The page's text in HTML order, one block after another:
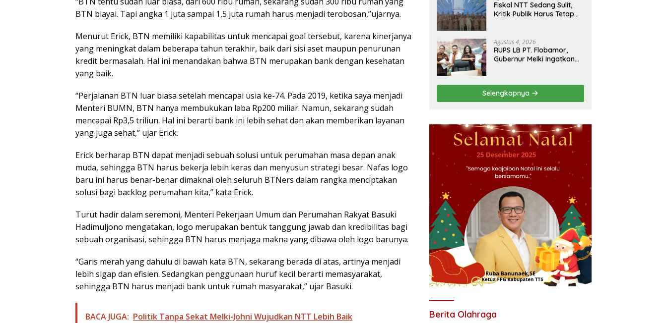
BTN biayai. Tapi angka 1 juta sampai 1,5 juta rumah harus menjadi terobosan,”ujarnya.
Menurut Erick, BTN memiliki kapabilitas untuk mencapai goal tersebut, karena kinerjanya
yang meningkat dalam beberapa tahun terakhir, baik dari sisi aset maupun penurunan
kredit bermasalah. Hal ini menandakan bahwa BTN merupakan bank dengan kesehatan
yang baik.
“Perjalanan BTN luar biasa setelah mencapai usia ke-74. Pada 2019, ketika saya menjadi
Menteri BUMN, BTN hanya membukukan laba Rp200 miliar. Namun, sekarang sudah
mencapai Rp3,5 triliun. Hal ini berarti bank ini lebih sehat dan akan memberikan layanan
yang juga sehat,” ujar Erick.
Erick berharap BTN dapat menjadi sebuah solusi untuk perumahan masa depan anak
muda, sehingga BTN harus bekerja lebih keras dan menyusun strategi besar. Nafas logo
baru ini harus benar-benar dimaknai oleh seluruh BTNers dalam rangka menciptakan
solusi bagi backlog perumahan kita,” kata Erick.
Turut hadir dalam seremoni, Menteri Pekerjaan Umum dan Perumahan Rakyat Basuki
Hadimuljono mengatakan, logo merupakan bentuk tanggung jawab dan kredibilitas bagi
sebuah organisasi, sehingga BTN harus menjaga makna yang dibawa oleh logo barunya.
“Garis merah yang dahulu di bawah kata BTN, sekarang berada di atas, artinya menjadi
lebih sigap dan efisien. Sedangkan penggunaan huruf kecil berarti memasyarakat,
sehingga BTN harus menjadi bank untuk rumah masyarakat,” ujar Basuki.
BACA JUGA: Politik Tanpa Sekat Melki-Johni Wujudkan NTT Lebih Baik
Fiskal NTT Sedang Sulit,
Kritik Publik Harus Tetap
Agustus 4, 2026
RUPS LB PT. Flobamor,
Gubernur Melki Ingatkan
Fondasinya Belum Kuat
Selengkapnya
Berita Olahraga